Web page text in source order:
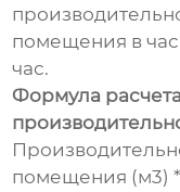
помещения в
час.
Формула
помещения (м3) *